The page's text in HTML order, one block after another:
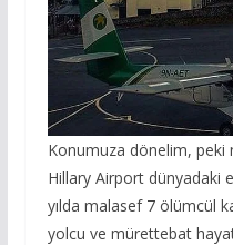
Konumuza dönelim, peki
Hillary Airport dünyadaki
yılda malasef 7 ölümcül
yolcu ve mürettebat